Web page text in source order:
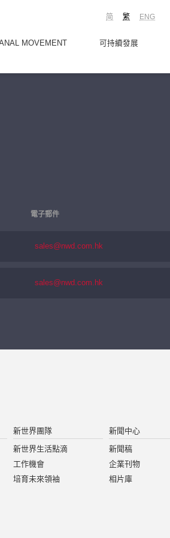
ENG
繁
简
MOVEMENT 可持續發展
電子郵件
sales@nwd.com.hk
sales@nwd.com.hk
新世界團隊
新世界生活點滴
工作機會
培育未來領袖
新聞中心
新聞稿
企業刊物
相片庫